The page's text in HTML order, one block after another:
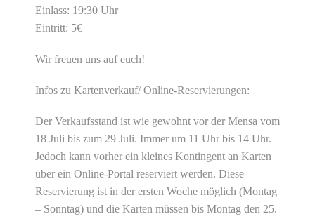
Einlass: 19:30 Uhr
Eintritt: 5€
Wir freuen uns auf euch!
Infos zu Kartenverkauf/ Online-Reservierungen:
Der Verkaufsstand ist wie gewohnt vor der Mensa vom
18 Juli bis zum 29 Juli. Immer um 11 Uhr bis 14 Uhr.
Jedoch kann vorher ein kleines Kontingent an Karten
über ein Online-Portal reserviert werden. Diese
Reservierung ist in der ersten Woche möglich (Montag
– Sonntag) und die Karten müssen bis Montag den 25.